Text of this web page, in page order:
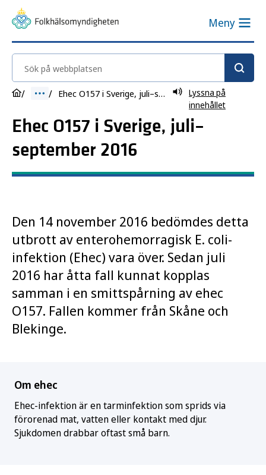
Meny
Sök på webbplatsen
Ehec O157 i Sverige, juli–september 2016
Lyssna på
innehållet
Ehec O157 i Sverige, juli–
september 2016
Den 14 november 2016 bedömdes detta
utbrott av enterohemorragisk E. coli-
infektion (Ehec) vara över. Sedan juli
2016 har åtta fall kunnat kopplas
samman i en smittspårning av ehec
O157. Fallen kommer från Skåne och
Blekinge.
Om ehec
Ehec-infektion är en tarminfektion som sprids via
förorenad mat, vatten eller kontakt med djur.
Sjukdomen drabbar oftast små barn.